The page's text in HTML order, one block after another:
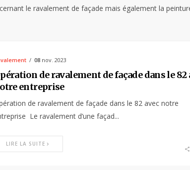
le ravalement de façade mais également la
08nov. 2023
de ravalement de façade dans le 82
entreprise
de ravalement de façade dans le 82 avec notre
Le ravalement d’une façad...
LIRE LA SUITE